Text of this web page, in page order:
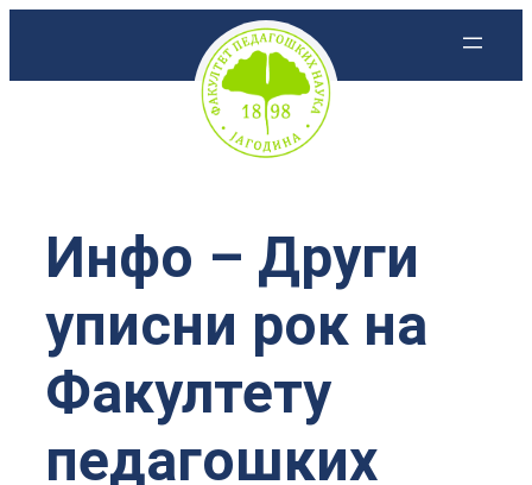
Инфо – Други
уписни рок на
Факултету
педагошких